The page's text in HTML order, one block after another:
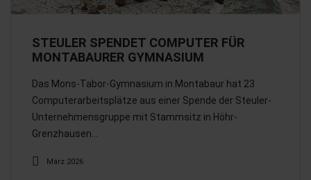
STEULER SPENDET COMPUTER FÜR
MONTABAURER GYMNASIUM
Das Mons-Tabor-Gymnasium in Montabaur hat 23
Computerarbeitsplätze aus einer Spende der Steuler-
Unternehmensgruppe mit Stammsitz in Höhr-
Grenzhausen…
März 2026